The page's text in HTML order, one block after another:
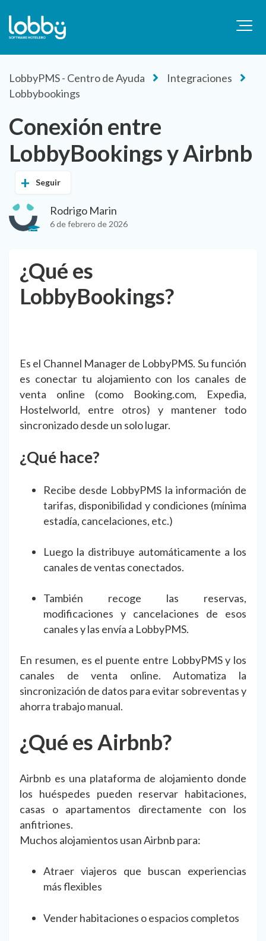
LobbyPMS - Centro de Ayuda
Integraciones
Lobbybookings
Conexión entre
LobbyBookings y Airbnb
Seguir
Rodrigo Marin
6 de febrero de 2026
¿Qué es
LobbyBookings?
Es el Channel Manager de LobbyPMS. Su función
es conectar tu alojamiento con los canales de
venta online (como Booking.com, Expedia,
Hostelworld, entre otros) y mantener todo
sincronizado desde un solo lugar.
¿Qué hace?
Recibe desde LobbyPMS la información de
tarifas, disponibilidad y condiciones (mínima
estadía, cancelaciones, etc.)
Luego la distribuye automáticamente a los
canales de ventas conectados.
También recoge las reservas,
modificaciones y cancelaciones de esos
canales y las envía a LobbyPMS.
En resumen, es el puente entre LobbyPMS y los
canales de venta online. Automatiza la
sincronización de datos para evitar sobreventas y
ahorra trabajo manual.
¿Qué es Airbnb?
Airbnb es una plataforma de alojamiento donde
los huéspedes pueden reservar habitaciones,
casas o apartamentos directamente con los
anfitriones.
Muchos alojamientos usan Airbnb para:
Atraer viajeros que buscan experiencias
más flexibles
Vender habitaciones o espacios completos